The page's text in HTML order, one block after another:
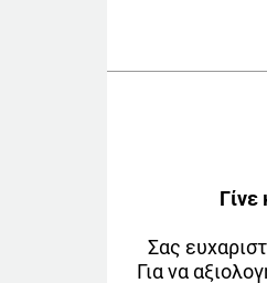
Σας
Για να